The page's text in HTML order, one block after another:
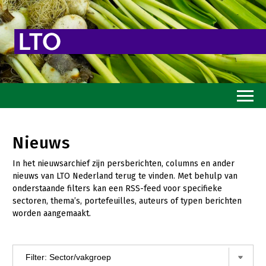
Toekomstvisie
Goed eten
Mooi groen
Sterk ondernemerschap
Nieuws
In het nieuwsarchief zijn persberichten, columns en ander
nieuws van LTO Nederland terug te vinden. Met behulp van
onderstaande filters kan een RSS-feed voor specifieke
sectoren, thema’s, portefeuilles, auteurs of typen berichten
worden aangemaakt.